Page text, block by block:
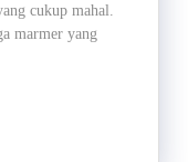
cukup mahal.
marmer yang